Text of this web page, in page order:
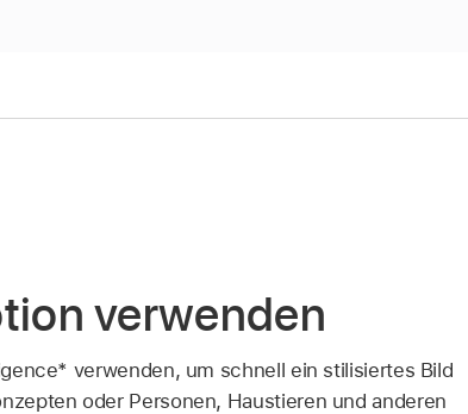
verwenden
verwenden, um schnell ein stilisiertes Bild
oder Personen, Haustieren und anderen